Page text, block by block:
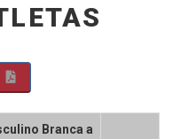
Branca a